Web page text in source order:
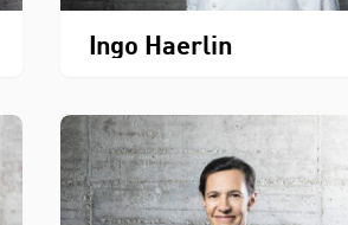
Ingo Haerlin